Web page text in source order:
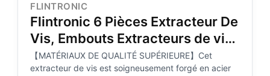
FLINTRONIC
Flintronic 6 Pièces Extracteur De
Vis, Embouts Extracteurs de vis
Cassées, Tourne a Gauche
Extracteur de Boulons, pour
【MATÉRIAUX DE QUALITÉ SUPÉRIEURE】Cet
extracteur de vis est soigneusement forgé en acier